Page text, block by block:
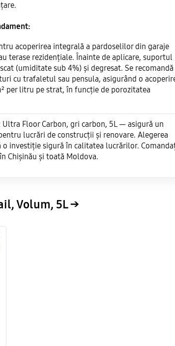
acoperirea integrală a pardoselilor din garaje
terase rezidențiale. Înainte de aplicare, suportul
(umiditate sub 4%) și degresat. Se recomandă
cu trafaletul sau pensula, asigurând o
per litru pe strat, în funcție de porozitatea
Floor Carbon, gri carbon, 5L — asigură un
lucrări de construcții și renovare. Alegerea
investiție sigură în calitatea lucrărilor.
Chișinău și toată Moldova.
Volum, 5L →